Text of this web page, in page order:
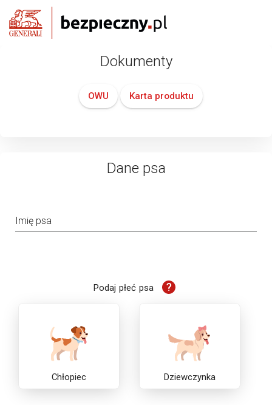
Dokumenty
OWU Karta produktu
Dane psa
Imię psa
Podaj płeć psa ?
Chłopiec Dziewczynka